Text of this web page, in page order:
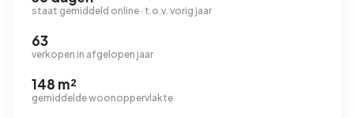
staat gemiddeld online · t.o.v. vorig jaar
63
verkopen in afgelopen jaar
148 m²
gemiddelde woonoppervlakte